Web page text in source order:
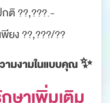
ติ ??,???.-
พียง ??,???/??
วามงามในแบบคุณ ✨